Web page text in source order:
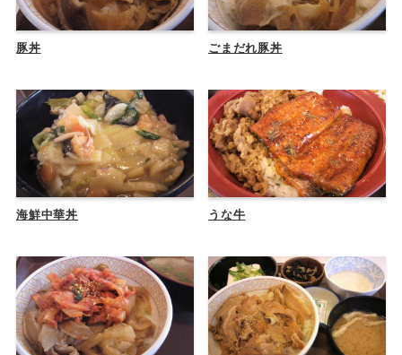
豚丼 ごまだれ豚丼
海鮮中華丼 うな牛